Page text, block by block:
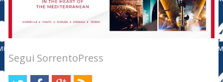
Segui SorrentoPress